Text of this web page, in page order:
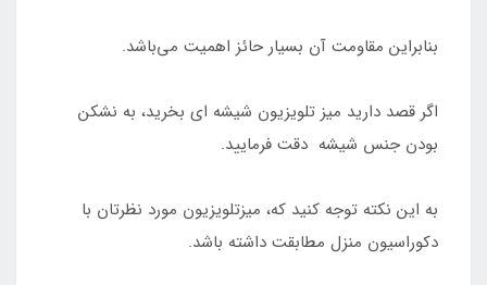
بنابراین مقاومت آن بسیار حائز اهمیت می‌باشد.
اگر قصد دارید میز تلویزیون شیشه ای بخرید، به نشکن
بودن جنس شیشه دقت فرمایید.
به این نکته توجه کنید که، میزتلویزیون مورد نظرتان با
دکوراسیون منزل مطابقت داشته باشد.